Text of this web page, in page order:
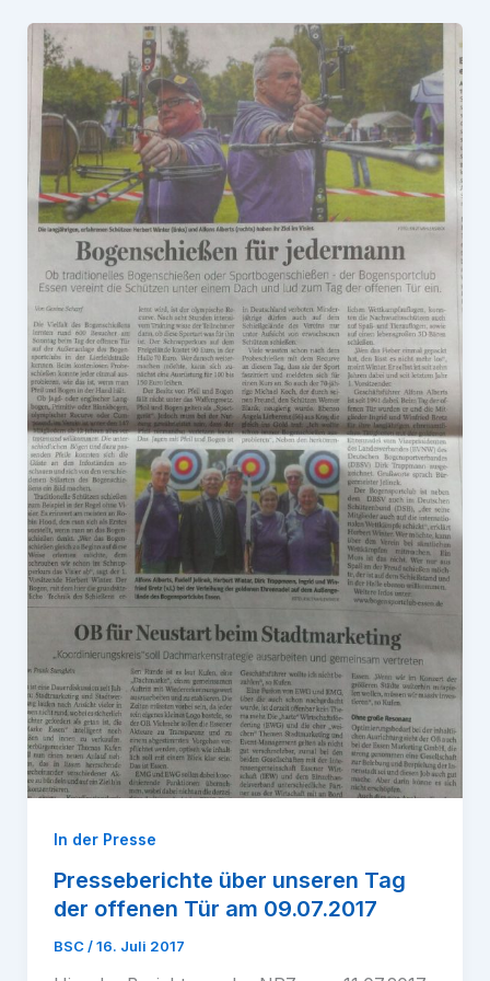
In der Presse
Presseberichte über unseren Tag
der offenen Tür am 09.07.2017
BSC/16. Juli 2017